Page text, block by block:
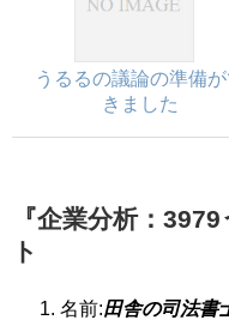
うるるの議論の準備
きました
『企業分析：
ト
名前:田舎の司法書